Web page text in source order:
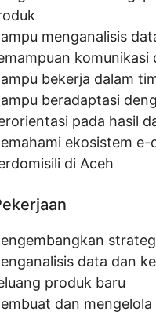
menganalisis
bekerja dalam
beradaptasi
pada hasil
ekosistem e-
di Aceh
data dan
produk baru
dan